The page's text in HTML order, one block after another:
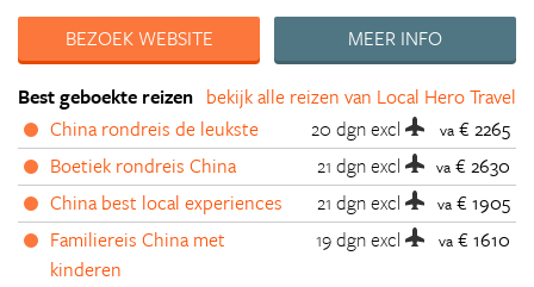
BEZOEK WEBSITE
MEER INFO
bekijk alle reizen van Local Hero Travel
Best geboekte reizen
China rondreis de leukste
20 dgnexcl va € 2265
Boetiek rondreis China
21 dgnexcl va € 2630
China best local experiences
21 dgnexcl va € 1905
Familiereis China met
kinderen
19 dgnexcl va € 1610